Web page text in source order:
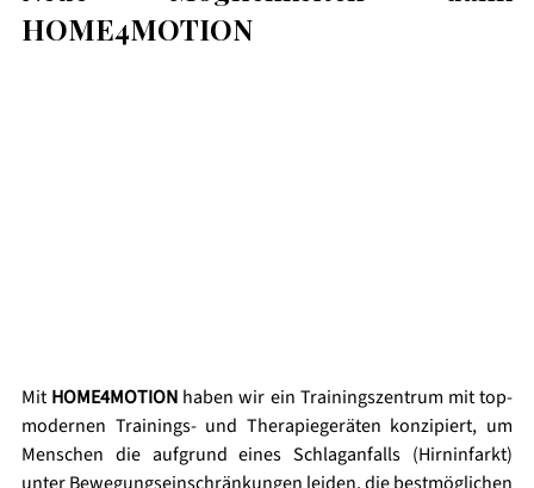
HOME4MOTION
Mit HOME4MOTION haben wir ein Trainingszentrum mit top-
modernen Trainings- und Therapiegeräten konzipiert, um
Menschen die aufgrund eines Schlaganfalls (Hirninfarkt)